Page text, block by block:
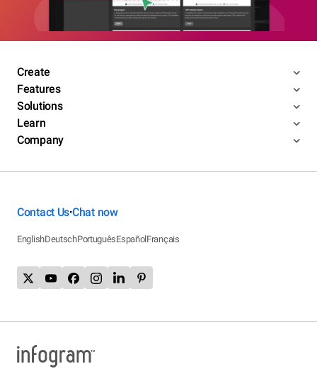
Create
Features
Solutions
Learn
Company
Contact Us•Chat now
EnglishDeutschPortuguêsEspañolFrançais